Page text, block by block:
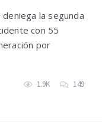
la segunda
con 55
por
1.9K 149